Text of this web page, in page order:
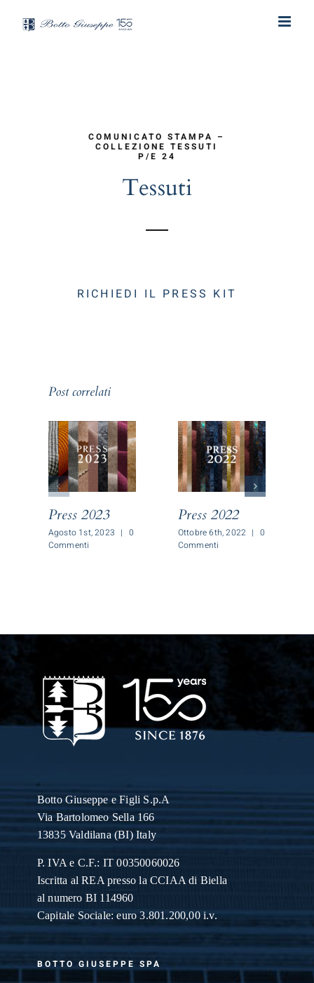
COMUNICATO STAMPA –
COLLEZIONE TESSUTI
P/E 24
Tessuti
RICHIEDI IL PRESS KIT
Post correlati
Press 2023
Agosto 1st, 2023 | 0
Commenti
Press 2022
Ottobre 6th, 2022 | 0
Commenti
Botto Giuseppe e Figli S.p.A
Via Bartolomeo Sella 166
13835 Valdilana (BI) Italy
P. IVA e C.F.: IT 00350060026
Iscritta al REA presso la CCIAA di Biella
al numero BI 114960
Capitale Sociale: euro 3.801.200,00 i.v.
BOTTO GIUSEPPE SPA